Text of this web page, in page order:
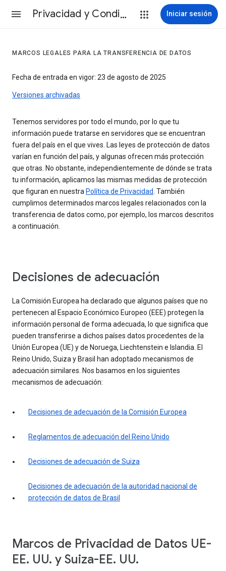
Privacidad y Condiciones Iniciar sesión
MARCOS LEGALES PARA LA TRANSFERENCIA DE DATOS
Fecha de entrada en vigor: 23 de agosto de 2025
Versiones archivadas
Tenemos servidores por todo el mundo, por lo que tu
información puede tratarse en servidores que se encuentran
fuera del país en el que vives. Las leyes de protección de datos
varían en función del país, y algunas ofrecen más protección
que otras. No obstante, independientemente de dónde se trata
tu información, aplicamos las mismas medidas de protección
que figuran en nuestra Política de Privacidad. También
cumplimos determinados marcos legales relacionados con la
transferencia de datos como, por ejemplo, los marcos descritos
a continuación.
Decisiones de adecuación
La Comisión Europea ha declarado que algunos países que no
pertenecen al Espacio Económico Europeo (EEE) protegen la
información personal de forma adecuada, lo que significa que
pueden transferirse a dichos países datos procedentes de la
Unión Europea (UE) y de Noruega, Liechtenstein e Islandia. El
Reino Unido, Suiza y Brasil han adoptado mecanismos de
adecuación similares. Nos basamos en los siguientes
mecanismos de adecuación:
Decisiones de adecuación de la Comisión Europea
Reglamentos de adecuación del Reino Unido
Decisiones de adecuación de Suiza
Decisiones de adecuación de la autoridad nacional de
protección de datos de Brasil
Marcos de Privacidad de Datos UE-
EE. UU. y Suiza-EE. UU.